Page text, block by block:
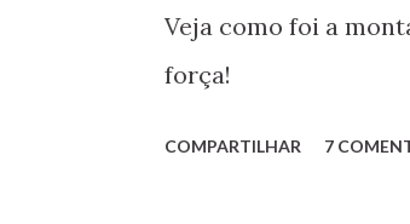
Veja como foi a
força!
COMPARTILHAR 7